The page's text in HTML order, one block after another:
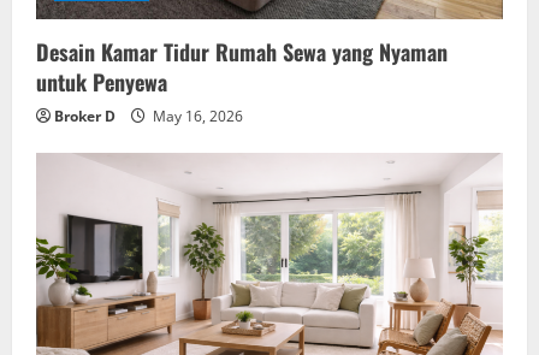
Desain Kamar Tidur Rumah Sewa yang Nyaman
untuk Penyewa
Broker D May 16, 2026